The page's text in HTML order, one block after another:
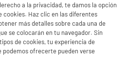
a la privacidad, te damos la opción
Haz clic en las diferentes
más detalles sobre cada una de
se colocarán en tu navegador. Sin
de cookies, tu experiencia de
podemos ofrecerte pueden verse